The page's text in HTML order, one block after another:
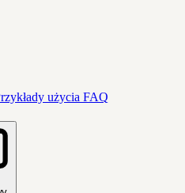
użycia FAQ